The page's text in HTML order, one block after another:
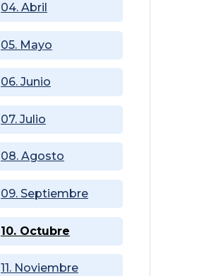
04. Abril
05. Mayo
06. Junio
07. Julio
08. Agosto
09. Septiembre
10. Octubre
11. Noviembre